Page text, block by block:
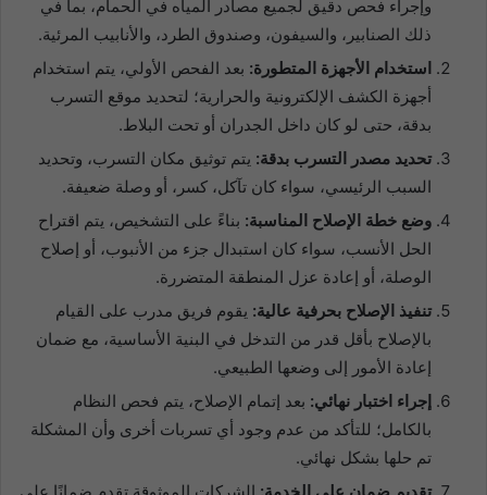
وإجراء فحص دقيق لجميع مصادر المياه في الحمام، بما في
ذلك الصنابير، والسيفون، وصندوق الطرد، والأنابيب المرئية.
استخدام الأجهزة المتطورة: بعد الفحص الأولي، يتم استخدام
أجهزة الكشف الإلكترونية والحرارية؛ لتحديد موقع التسرب
بدقة، حتى لو كان داخل الجدران أو تحت البلاط.
تحديد مصدر التسرب بدقة: يتم توثيق مكان التسرب، وتحديد
السبب الرئيسي، سواء كان تآكل، كسر، أو وصلة ضعيفة.
وضع خطة الإصلاح المناسبة: بناءً على التشخيص، يتم اقتراح
الحل الأنسب، سواء كان استبدال جزء من الأنبوب، أو إصلاح
الوصلة، أو إعادة عزل المنطقة المتضررة.
تنفيذ الإصلاح بحرفية عالية: يقوم فريق مدرب على القيام
بالإصلاح بأقل قدر من التدخل في البنية الأساسية، مع ضمان
إعادة الأمور إلى وضعها الطبيعي.
إجراء اختبار نهائي: بعد إتمام الإصلاح، يتم فحص النظام
بالكامل؛ للتأكد من عدم وجود أي تسربات أخرى وأن المشكلة
تم حلها بشكل نهائي.